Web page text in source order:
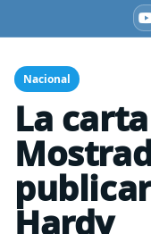
Nacional
La
Hardy